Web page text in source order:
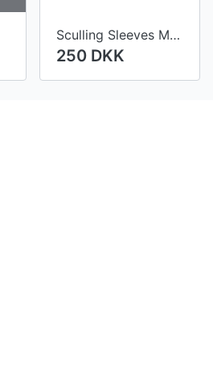
Sculling Sleeves Mark 1 Symmetrical (MK1)
250 DKK